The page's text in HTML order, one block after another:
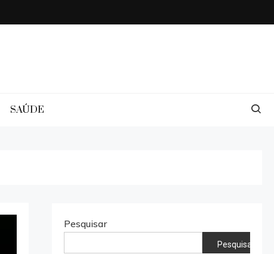
SAÚDE
Pesquisar
Pesquisar